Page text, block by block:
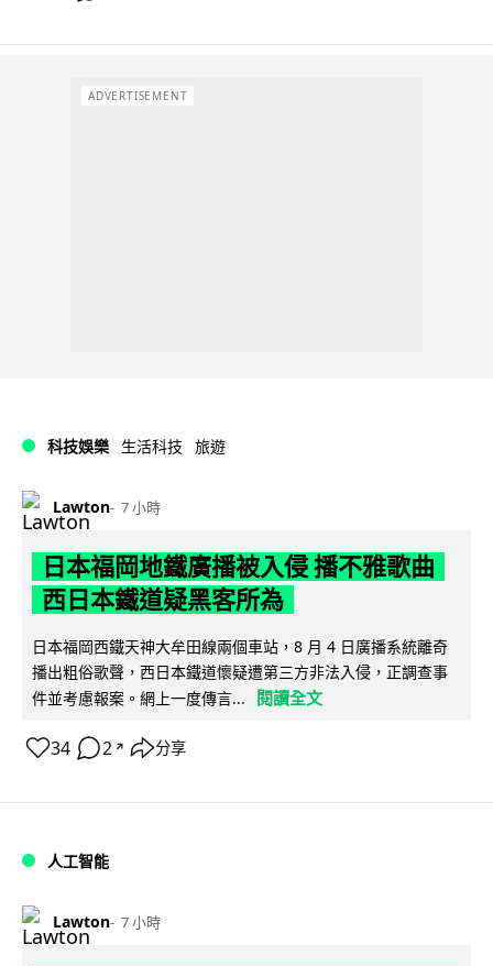
ADVERTISEMENT
科技娛樂 生活科技 旅遊
Lawton 7 小時
日本福岡地鐵廣播被入侵 播不雅歌曲
西日本鐵道疑黑客所為
日本福岡西鐵天神大牟田線兩個車站，8 月 4 日廣播系統離奇
播出粗俗歌聲，西日本鐵道懷疑遭第三方非法入侵，正調查事
件並考慮報案。網上一度傳言...
閱讀全文
34 2 ↗ 分享
人工智能
Lawton 7 小時